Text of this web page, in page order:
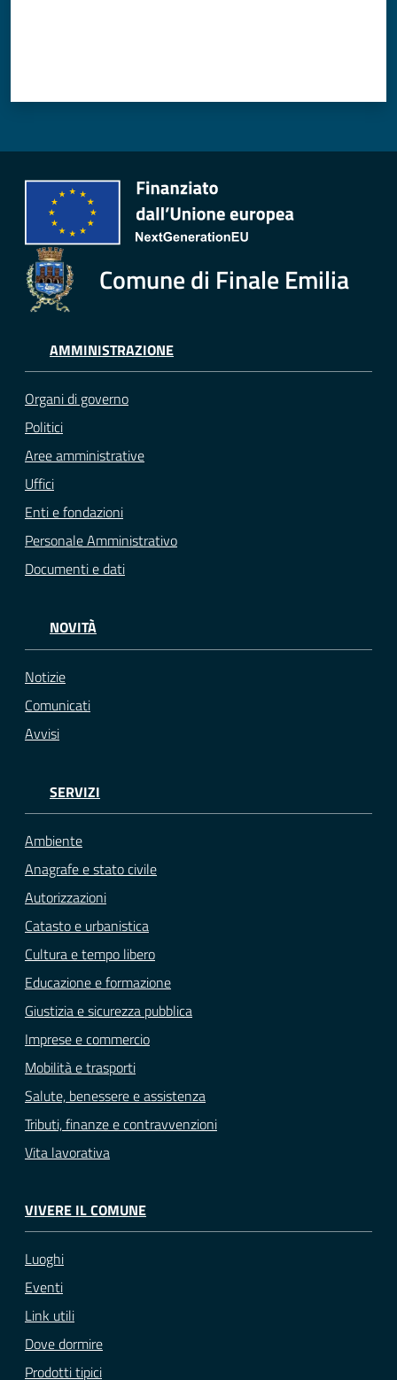
Comune di Finale Emilia
AMMINISTRAZIONE
Organi di governo
Politici
Aree amministrative
Uffici
Enti e fondazioni
Personale Amministrativo
Documenti e dati
NOVITÀ
Notizie
Comunicati
Avvisi
SERVIZI
Ambiente
Anagrafe e stato civile
Autorizzazioni
Catasto e urbanistica
Cultura e tempo libero
Educazione e formazione
Giustizia e sicurezza pubblica
Imprese e commercio
Mobilità e trasporti
Salute, benessere e assistenza
Tributi, finanze e contravvenzioni
Vita lavorativa
VIVERE IL COMUNE
Luoghi
Eventi
Link utili
Dove dormire
Prodotti tipici